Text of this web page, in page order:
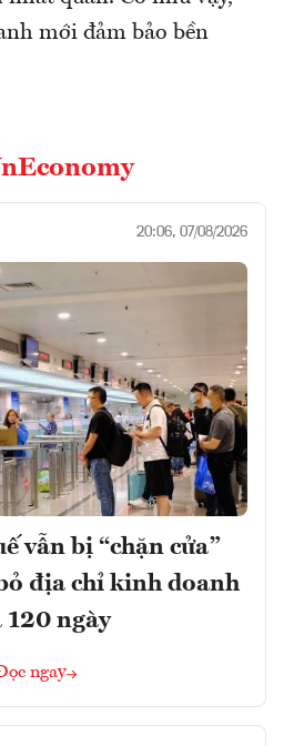
mới đảm bảo bền
20:06, 07/08/2026
vẫn bị “chặn cửa”
địa chỉ kinh doanh
120 ngày
ngay